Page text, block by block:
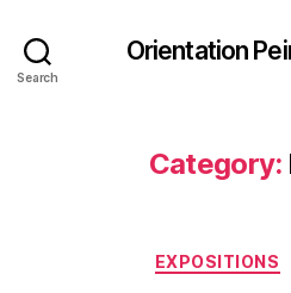
Search
Orientation
Category:
EXPOSITIONS